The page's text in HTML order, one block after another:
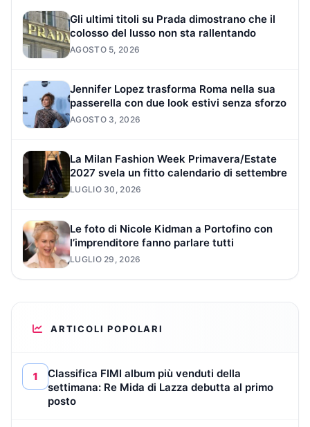
Gli ultimi titoli su Prada dimostrano che il
colosso del lusso non sta rallentando
AGOSTO 5, 2026
Jennifer Lopez trasforma Roma nella sua
passerella con due look estivi senza sforzo
AGOSTO 3, 2026
La Milan Fashion Week Primavera/Estate
2027 svela un fitto calendario di settembre
LUGLIO 30, 2026
Le foto di Nicole Kidman a Portofino con
l’imprenditore fanno parlare tutti
LUGLIO 29, 2026
ARTICOLI POPOLARI
1
Classifica FIMI album più venduti della
settimana: Re Mida di Lazza debutta al primo
posto